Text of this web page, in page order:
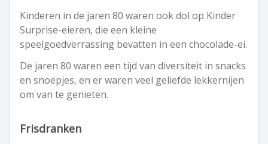
Kinderen in de jaren 80 waren ook dol op Kinder
Surprise-eieren, die een kleine
speelgoedverrassing bevatten in een chocolade-ei.
De jaren 80 waren een tijd van diversiteit in snacks
en snoepjes, en er waren veel geliefde lekkernijen
om van te genieten.
Frisdranken